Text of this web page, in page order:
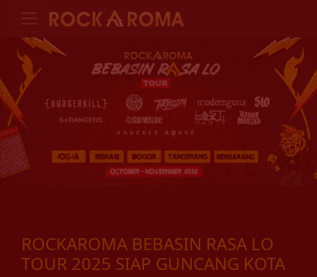
ROCKAROMA BEBASIN RASA LO
TOUR 2025 SIAP GUNCANG KOTA